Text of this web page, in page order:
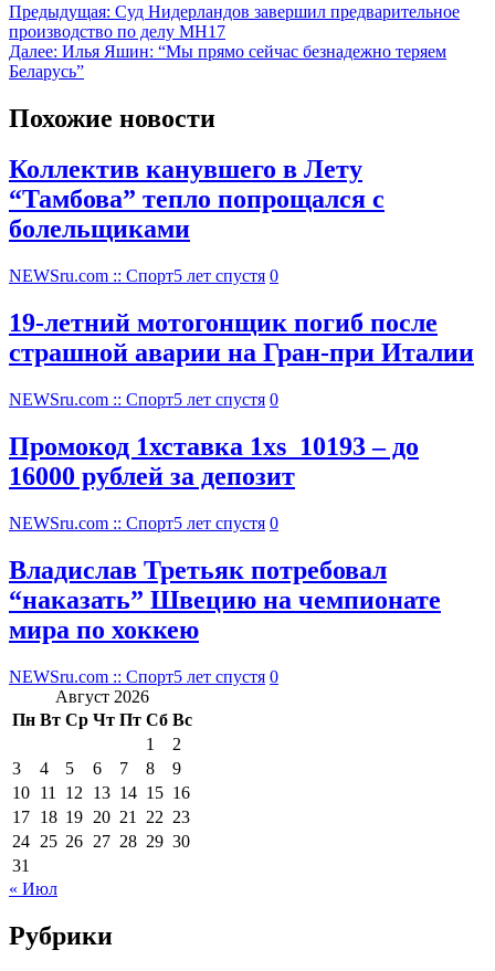
Предыдущая: Cуд Нидерландов завершил предварительное
производство по делу MH17
Далее: Илья Яшин: “Мы прямо сейчас безнадежно теряем
Беларусь”
Похожие новости
Коллектив канувшего в Лету
“Тамбова” тепло попрощался с
болельщиками
NEWSru.com :: Спорт5 лет спустя 0
19-летний мотогонщик погиб после
страшной аварии на Гран-при Италии
NEWSru.com :: Спорт5 лет спустя 0
Промокод 1хставка 1xs_10193 – до
16000 рублей за депозит
NEWSru.com :: Спорт5 лет спустя 0
Владислав Третьяк потребовал
“наказать” Швецию на чемпионате
мира по хоккею
NEWSru.com :: Спорт5 лет спустя 0
Август 2026
Пн Вт Ср Чт Пт Сб Вс
1
2
3
4 5 6 7 8
9
10 11 12 13 14 15 16
17 18 19 20 21 22 23
24 25 26 27 28 29 30
31
« Июл
Рубрики